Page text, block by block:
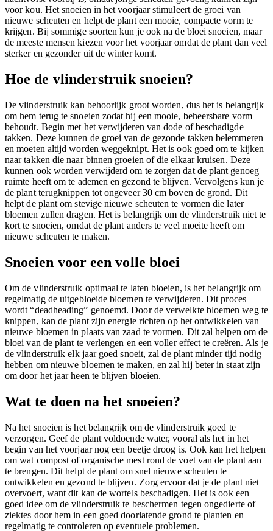
voor kou. Het snoeien in het voorjaar stimuleert de groei van
nieuwe scheuten en helpt de plant een mooie, compacte vorm te
krijgen. Bij sommige soorten kun je ook na de bloei snoeien, maar
de meeste mensen kiezen voor het voorjaar omdat de plant dan veel
sterker en gezonder uit de winter komt.
Hoe de vlinderstruik snoeien?
De vlinderstruik kan behoorlijk groot worden, dus het is belangrijk
om hem terug te snoeien zodat hij een mooie, beheersbare vorm
behoudt. Begin met het verwijderen van dode of beschadigde
takken. Deze kunnen de groei van de gezonde takken belemmeren
en moeten altijd worden weggeknipt. Het is ook goed om te kijken
naar takken die naar binnen groeien of die elkaar kruisen. Deze
kunnen ook worden verwijderd om te zorgen dat de plant genoeg
ruimte heeft om te ademen en gezond te blijven. Vervolgens kun je
de plant terugknippen tot ongeveer 30 cm boven de grond. Dit
helpt de plant om stevige nieuwe scheuten te vormen die later
bloemen zullen dragen. Het is belangrijk om de vlinderstruik niet te
kort te snoeien, omdat de plant anders te veel moeite heeft om
nieuwe scheuten te maken.
Snoeien voor een volle bloei
Om de vlinderstruik optimaal te laten bloeien, is het belangrijk om
regelmatig de uitgebloeide bloemen te verwijderen. Dit proces
wordt “deadheading” genoemd. Door de verwelkte bloemen weg te
knippen, kan de plant zijn energie richten op het ontwikkelen van
nieuwe bloemen in plaats van zaad te vormen. Dit zal helpen om de
bloei van de plant te verlengen en een voller effect te creëren. Als je
de vlinderstruik elk jaar goed snoeit, zal de plant minder tijd nodig
hebben om nieuwe bloemen te maken, en zal hij beter in staat zijn
om door het jaar heen te blijven bloeien.
Wat te doen na het snoeien?
Na het snoeien is het belangrijk om de vlinderstruik goed te
verzorgen. Geef de plant voldoende water, vooral als het in het
begin van het voorjaar nog een beetje droog is. Ook kan het helpen
om wat compost of organische mest rond de voet van de plant aan
te brengen. Dit helpt de plant om snel nieuwe scheuten te
ontwikkelen en gezond te blijven. Zorg ervoor dat je de plant niet
overvoert, want dit kan de wortels beschadigen. Het is ook een
goed idee om de vlinderstruik te beschermen tegen ongedierte of
ziektes door hem in een goed doorlatende grond te planten en
regelmatig te controleren op eventuele problemen.